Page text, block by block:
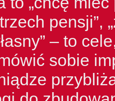
pensji”,
– to
sobie